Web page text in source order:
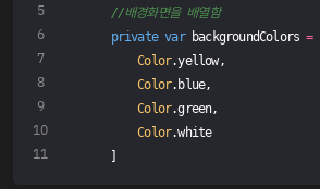
//배경화면을 배열함
private var backgroundColors = [
Color.yellow,
Color.blue,
Color.green,
Color.white